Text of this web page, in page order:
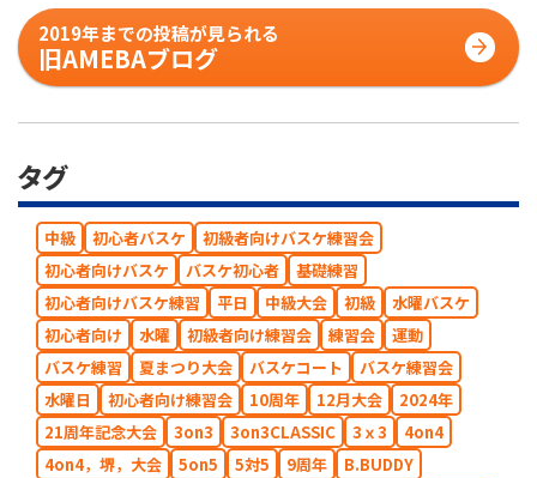
2019年までの投稿が見られる
旧AMEBAブログ
タグ
中級 初心者バスケ
初級者向けバスケ練習会
初心者向けバスケ
バスケ初心者
基礎練習
初心者向けバスケ練習
平日 中級大会 初級
水曜バスケ
初心者向け
水曜 初級者向け練習会 練習会
運動
バスケ練習
夏まつり大会 バスケコート
バスケ練習会
水曜日
初心者向け練習会 10周年 12月大会
2024年
21周年記念大会
3on3 3on3CLASSIC 3ｘ3
4on4
4on4，堺，大会
5on5 5対5 9周年
B.BUDDY